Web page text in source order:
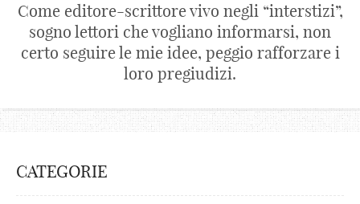
Come editore-scrittore vivo negli “interstizi”,
sogno lettori che vogliano informarsi, non
certo seguire le mie idee, peggio rafforzare i
loro pregiudizi.
CATEGORIE